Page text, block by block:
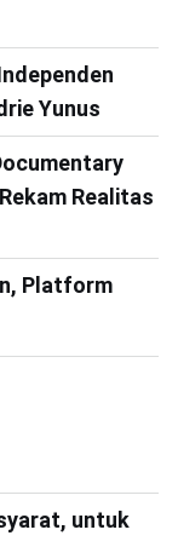
Yunus
Realitas
Platform
untuk